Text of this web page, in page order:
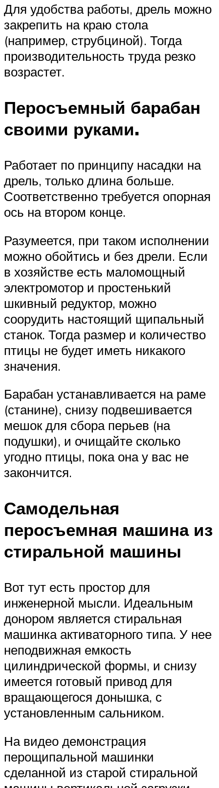
Для удобства работы, дрель можно
закрепить на краю стола
(например, струбциной). Тогда
производительность труда резко
возрастет.
Перосъемный барабан
своими руками.
Работает по принципу насадки на
дрель, только длина больше.
Соответственно требуется опорная
ось на втором конце.
Разумеется, при таком исполнении
можно обойтись и без дрели. Если
в хозяйстве есть маломощный
электромотор и простенький
шкивный редуктор, можно
соорудить настоящий щипальный
станок. Тогда размер и количество
птицы не будет иметь никакого
значения.
Барабан устанавливается на раме
(станине), снизу подвешивается
мешок для сбора перьев (на
подушки), и очищайте сколько
угодно птицы, пока она у вас не
закончится.
Самодельная
перосъемная машина из
стиральной машины
Вот тут есть простор для
инженерной мысли. Идеальным
донором является стиральная
машинка активаторного типа. У нее
неподвижная емкость
цилиндрической формы, и снизу
имеется готовый привод для
вращающегося донышка, с
установленным сальником.
На видео демонстрация
перощипальной машинки
сделанной из старой стиральной